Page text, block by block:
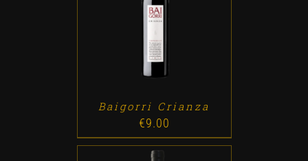
ADD TO CART /
Baigorri Crianza
€9.00